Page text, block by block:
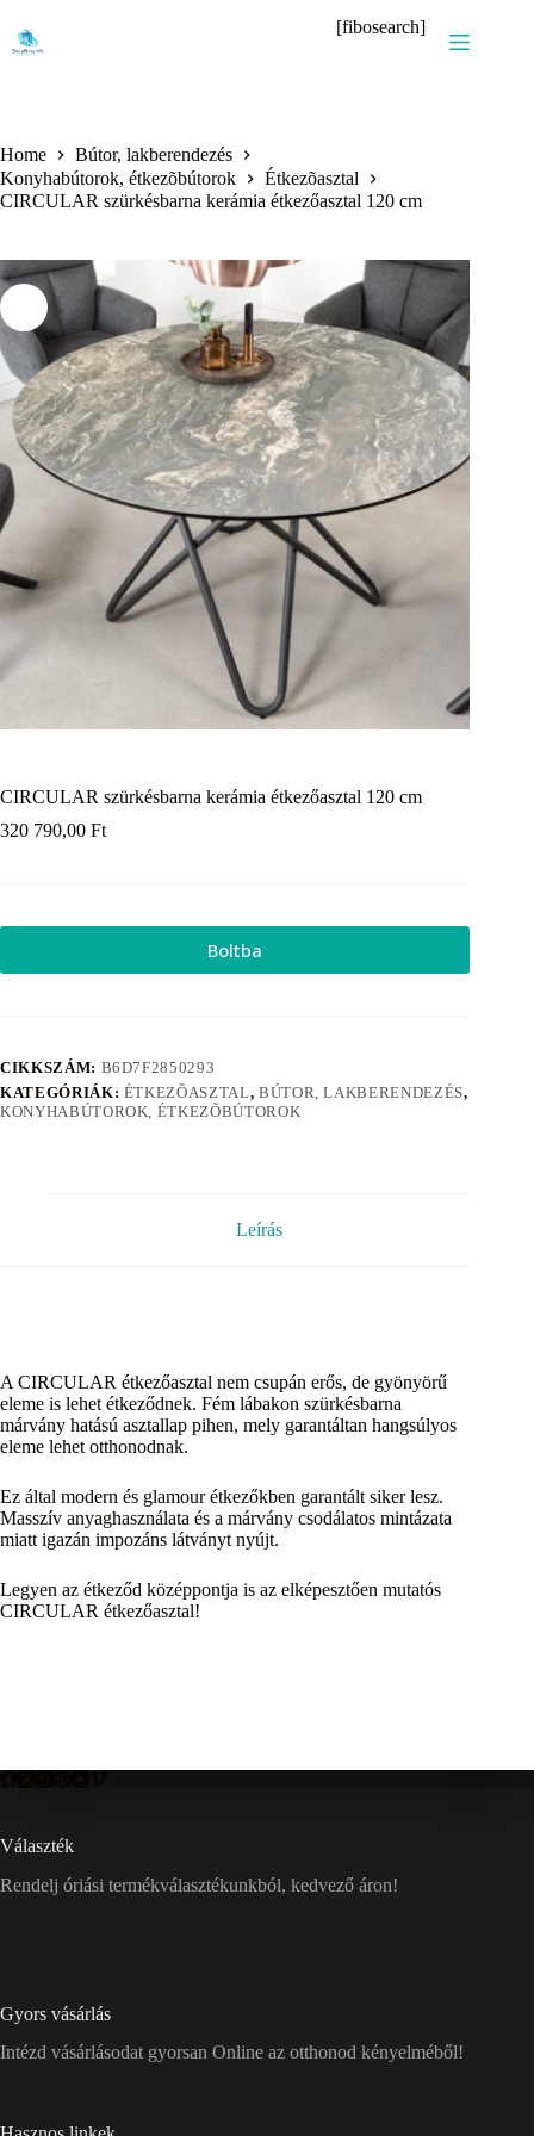
content
[fibosearch]
Home
Bútor, lakberendezés
Konyhabútorok, étkezõbútorok
Étkezõasztal
CIRCULAR szürkésbarna kerámia étkezőasztal 120 cm
CIRCULAR szürkésbarna kerámia étkezőasztal 120 cm
320 790,00 Ft
Boltba
CIKKSZÁM: B6D7F2850293
KATEGÓRIÁK: ÉTKEZÕASZTAL, BÚTOR, LAKBERENDEZÉS,
KONYHABÚTOROK, ÉTKEZÕBÚTOROK
Leírás
A CIRCULAR étkezőasztal nem csupán erős, de gyönyörű
eleme is lehet étkeződnek. Fém lábakon szürkésbarna
márvány hatású asztallap pihen, mely garantáltan hangsúlyos
eleme lehet otthonodnak.
Ez által modern és glamour étkezőkben garantált siker lesz.
Masszív anyaghasználata és a márvány csodálatos mintázata
miatt igazán impozáns látványt nyújt.
Legyen az étkeződ középpontja is az elképesztően mutatós
CIRCULAR étkezőasztal!
Választék
Rendelj óriási termékválasztékunkból, kedvező áron!
Gyors vásárlás
Intézd vásárlásodat gyorsan Online az otthonod kényelméből!